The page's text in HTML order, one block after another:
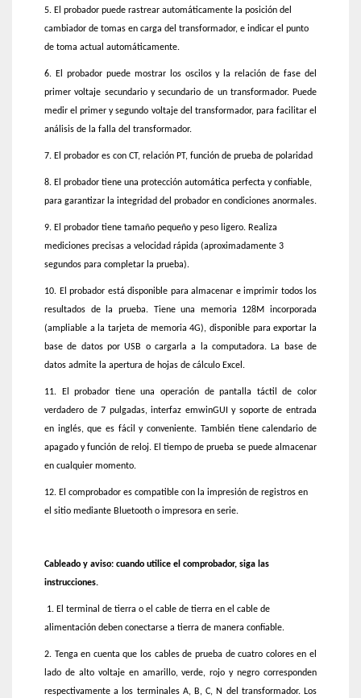
5. El probador puede rastrear automáticamente la posición del
cambiador de tomas en carga del transformador, e indicar el punto
de toma actual automáticamente.
6. El probador puede mostrar los oscilos y la relación de fase del
primer voltaje secundario y secundario de un transformador. Puede
medir el primer y segundo voltaje del transformador, para facilitar el
análisis de la falla del transformador.
7. El probador es con CT, relación PT, función de prueba de polaridad
8. El probador tiene una protección automática perfecta y confiable,
para garantizar la integridad del probador en condiciones anormales.
9. El probador tiene tamaño pequeño y peso ligero. Realiza
mediciones precisas a velocidad rápida (aproximadamente 3
segundos para completar la prueba).
10. El probador está disponible para almacenar e imprimir todos los
resultados de la prueba. Tiene una memoria 128M incorporada
(ampliable a la tarjeta de memoria 4G), disponible para exportar la
base de datos por USB o cargarla a la computadora. La base de
datos admite la apertura de hojas de cálculo Excel.
11. El probador tiene una operación de pantalla táctil de color
verdadero de 7 pulgadas, interfaz emwinGUI y soporte de entrada
en inglés, que es fácil y conveniente. También tiene calendario de
apagado y función de reloj. El tiempo de prueba se puede almacenar
en cualquier momento.
12. El comprobador es compatible con la impresión de registros en
el sitio mediante Bluetooth o impresora en serie.
Cableado y aviso: cuando utilice el comprobador, siga las
instrucciones.
1. El terminal de tierra o el cable de tierra en el cable de
alimentación deben conectarse a tierra de manera confiable.
2. Tenga en cuenta que los cables de prueba de cuatro colores en el
lado de alto voltaje en amarillo, verde, rojo y negro corresponden
respectivamente a los terminales A, B, C, N del transformador. Los